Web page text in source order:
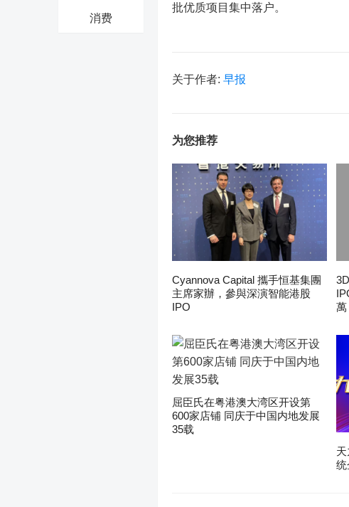
消费
批优质项目集中落户。
关于作者: 早报
为您推荐
Cyannova Capital 攜手恒基集團
主席家辦，參與深演智能港股
IPO
萬
屈臣氏在粤港澳大湾区开设第
600家店铺 同庆于中国内地发展
35载
统